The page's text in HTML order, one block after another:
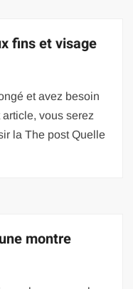
fins et visage
et avez besoin
vous serez
la The post Quelle
montre